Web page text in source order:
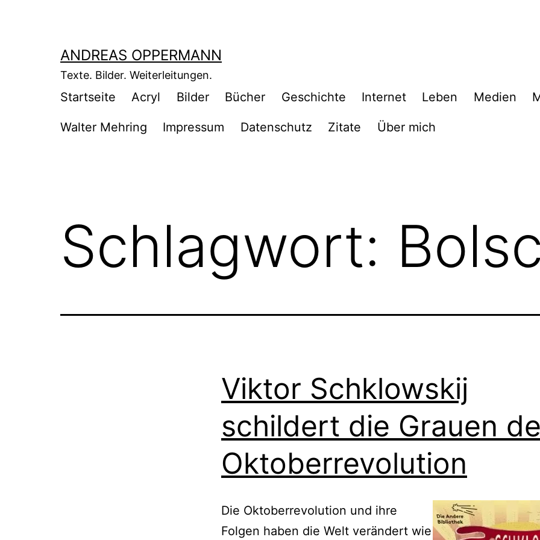
ANDREAS OPPERMANN
Texte. Bilder. Weiterleitungen.
Startseite Acryl Bilder Bücher Geschichte Internet Leben Medien
Walter Mehring Impressum Datenschutz Zitate Über mich
Schlagwort:
Viktor Schklowskij
schildert die Grauen
Oktoberrevolution
Die Oktoberrevolution und ihre
Folgen haben die Welt verändert wie